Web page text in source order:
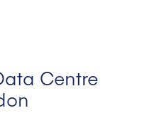
Centre